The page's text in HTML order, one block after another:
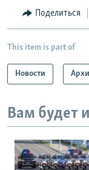
Поделиться
This item is part of
Новости
Вам будет